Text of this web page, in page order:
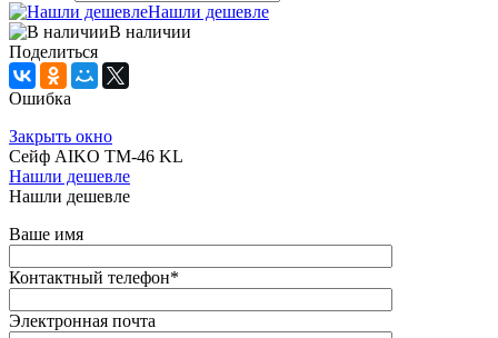
Нашли дешевле
В наличии
Поделиться
Ошибка
Закрыть окно
Сейф AIKO TM-46 KL
Нашли дешевле
Нашли дешевле
Ваше имя
Контактный телефон*
Электронная почта